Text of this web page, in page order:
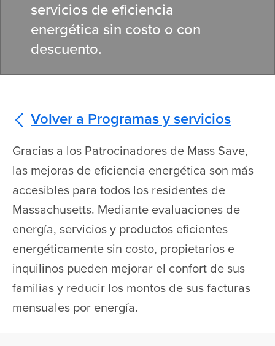
servicios de eficiencia
energética sin costo o con
descuento.
Volver a Programas y servicios
Gracias a los Patrocinadores de Mass Save,
las mejoras de eficiencia energética son más
accesibles para todos los residentes de
Massachusetts. Mediante evaluaciones de
energía, servicios y productos eficientes
energéticamente sin costo, propietarios e
inquilinos pueden mejorar el confort de sus
familias y reducir los montos de sus facturas
mensuales por energía.